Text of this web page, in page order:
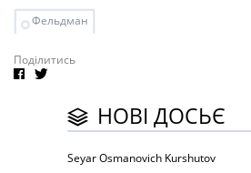
Фельдман
Поділитись
НОВІ ДОСЬЄ
Seyar Osmanovich Kurshutov